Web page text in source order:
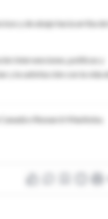
y de abajo hacia arriba de
Intervenciones, políticas y
y la satisfacción con la vida
e Research Manitoba.